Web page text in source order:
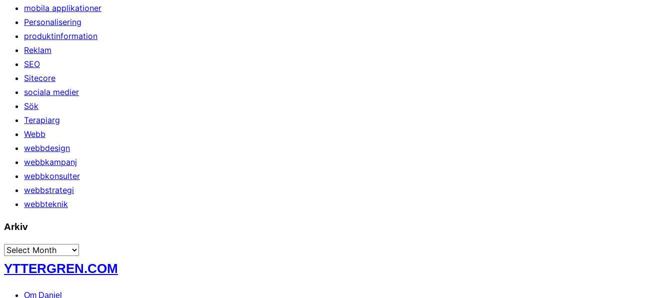
mobila applikationer
Personalisering
produktinformation
Reklam
SEO
Sitecore
sociala medier
Sök
Terapiarg
Webb
webbdesign
webbkampanj
webbkonsulter
webbstrategi
webbteknik
Arkiv
Arkiv
Skip
to
content
YTTERGREN.COM
Om Daniel